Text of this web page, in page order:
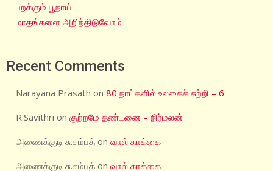
பறக்கும் பூநாய்
மாதங்களை அறிந்திடுவோம்
Recent Comments
Narayana Prasath on80 நாட்களில் உலகைச் சுற்றி – 6
R.Savithri onகுற்றமே தண்டனை – நிர்மலன்
அணைக்குடி சு.சம்பத் onவால் காக்கை
அணைக்குடி சு.சம்பத் onவால் காக்கை